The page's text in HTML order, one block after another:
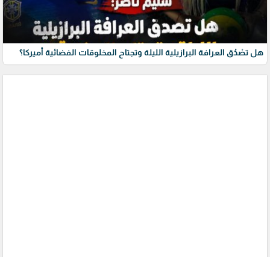
هل تصْدُق العرافة البرازيلية الليلة وتجتاح المخلوقات الفضائية أميركا؟